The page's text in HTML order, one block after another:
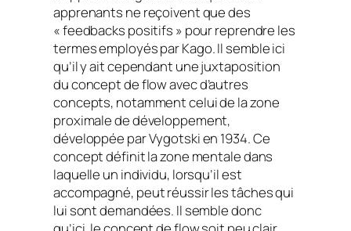
apprenants ne reçoivent que des
« feedbacks positifs » pour reprendre les
termes employés par Kago. Il semble ici
qu’il y ait cependant une juxtaposition
du concept deflowavec d’autres
concepts, notamment celui de lazone
proximale de développement,
développée par Vygotski en 1934. Ce
concept définit la zone mentale dans
laquelle un individu, lorsqu’il est
accompagné, peut réussir les tâches qui
lui sont demandées. Il semble donc